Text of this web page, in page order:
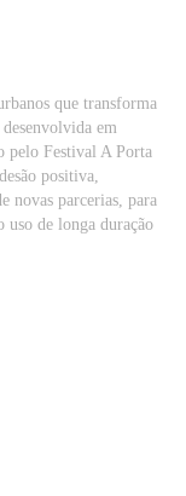
que transforma
em
pelo Festival A Porta
positiva,
novas parcerias, para
uso de longa duração